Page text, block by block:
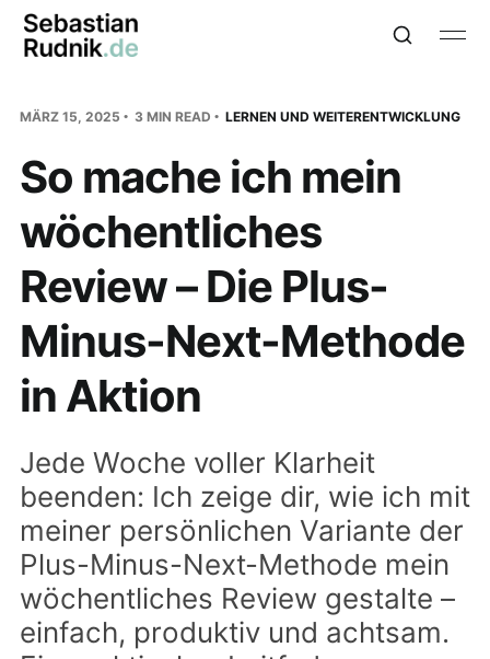
MÄRZ 15, 2025 3 MIN READ LERNEN UND WEITERENTWICKLUNG
So mache ich mein
wöchentliches
Review – Die Plus-
Minus-Next-Methode
in Aktion
Jede Woche voller Klarheit
beenden: Ich zeige dir, wie ich mit
meiner persönlichen Variante der
Plus-Minus-Next-Methode mein
wöchentliches Review gestalte –
einfach, produktiv und achtsam.